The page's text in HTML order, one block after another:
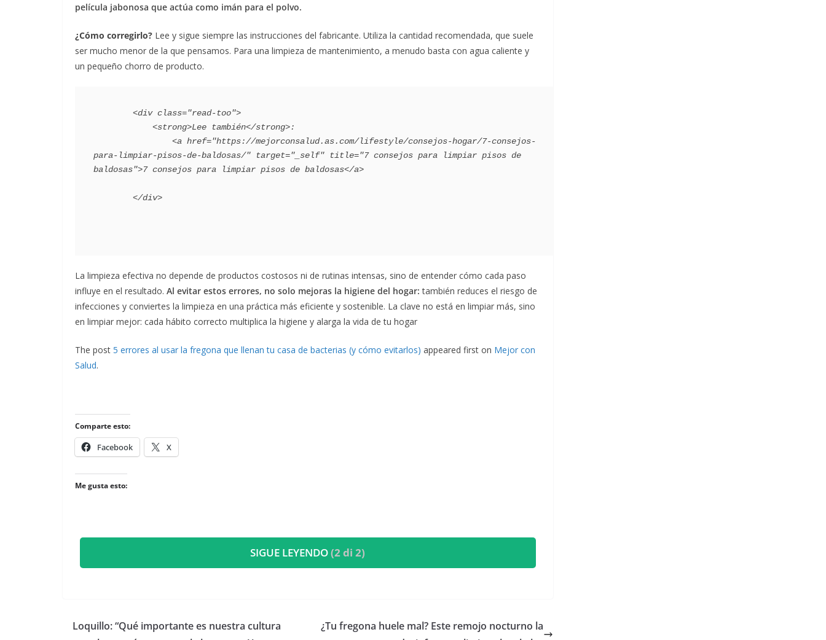
película jabonosa que actúa como imán para el polvo.
¿Cómo corregirlo? Lee y sigue siempre las instrucciones del fabricante. Utiliza la cantidad recomendada, que suele
ser mucho menor de la que pensamos. Para una limpieza de mantenimiento, a menudo basta con agua caliente y
un pequeño chorro de producto.
para-limpiar-pisos-de-baldosas/" target="_self" title="7 consejos para limpiar pisos de
baldosas">7 consejos para limpiar pisos de baldosas</a>
La limpieza efectiva no depende de productos costosos ni de rutinas intensas, sino de entender cómo cada paso
influye en el resultado. Al evitar estos errores, no solo mejoras la higiene del hogar: también reduces el riesgo de
infecciones y conviertes la limpieza en una práctica más eficiente y sostenible. La clave no está en limpiar más, sino
en limpiar mejor: cada hábito correcto multiplica la higiene y alarga la vida de tu hogar
The post 5 errores al usar la fregona que llenan tu casa de bacterias (y cómo evitarlos) appeared first on Mejor con
Salud.
Comparte esto:
Facebook X
Me gusta esto:
SIGUE LEYENDO(2 di 2)
​Loquillo: “Qué importante es nuestra cultura
¿Tu fregona huele mal? Este remojo nocturno la